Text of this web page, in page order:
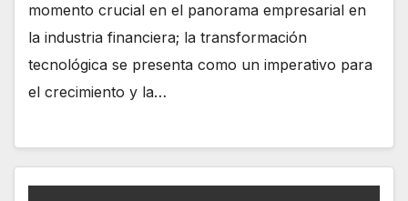
momento crucial en el panorama empresarial en
la industria financiera; la transformación
tecnológica se presenta como un imperativo para
el crecimiento y la…